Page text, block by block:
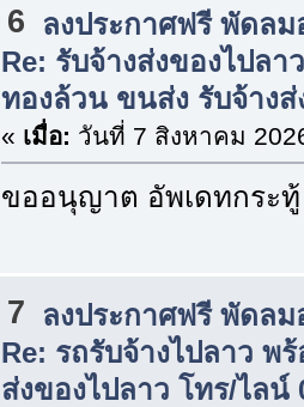
6
ลงประกาศฟรี พัดล
Re: รับจ้างส่งของไปล
ทองล้วน ขนส่ง รับจ้างส่
« เมื่อ: วันที่ 7 สิงหาคม
ขออนุญาต อัพเดทกระทู้
7
ลงประกาศฟรี พัดล
Re: รถรับจ้างไปลาว
ส่งของไปลาว โทร/ไลน์